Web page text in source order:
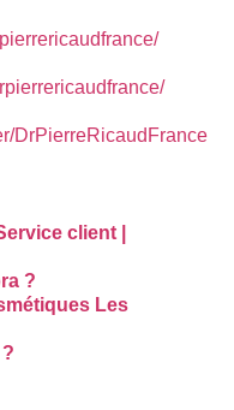
DrPierreRicaudFrance
client |
?
Les